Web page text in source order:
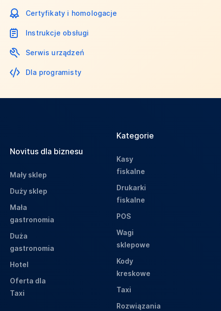
Certyfikaty i homologacje
Instrukcje obsługi
Serwis urządzeń
Dla programisty
Novitus dla biznesu
Mały sklep
Duży sklep
Mała
gastronomia
Duża
gastronomia
Hotel
Oferta dla
Taxi
Kategorie
Kasy
fiskalne
Drukarki
fiskalne
POS
Wagi
sklepowe
Kody
kreskowe
Taxi
Rozwiązania